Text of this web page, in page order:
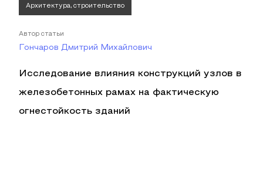
Архитектура, строительство
Автор статьи
Гончаров Дмитрий Михайлович
Исследование влияния конструкций узлов в
железобетонных рамах на фактическую
огнестойкость зданий